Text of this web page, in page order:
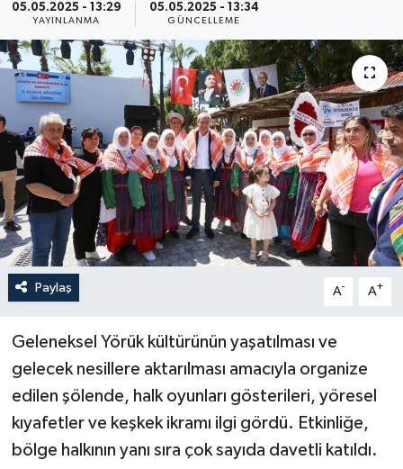
05.05.2025 - 13:29
YAYINLANMA
05.05.2025 - 13:34
GÜNCELLEME
Paylaş A- A+
Geleneksel Yörük kültürünün yaşatılması ve
gelecek nesillere aktarılması amacıyla organize
edilen şölende, halk oyunları gösterileri, yöresel
kıyafetler ve keşkek ikramı ilgi gördü. Etkinliğe,
bölge halkının yanı sıra çok sayıda davetli katıldı.
Günün Manşetleri
Haber Kuşakları
Haberler
KANALV Spor
Kültür Sanat
Magazin
Öğle Bülteni
Sağlık
Sosyal medya
Haber Arşivi